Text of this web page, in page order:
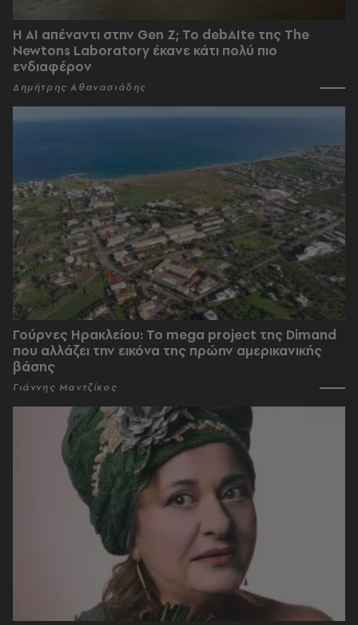
Η AI απέναντι στην Gen Z; Το debAIte της The
Newtons Laboratory έκανε κάτι πολύ πιο
ενδιαφέρον
Δημήτρης Αθανασιάδης
Γούρνες Ηρακλείου: To mega project της Dimand
που αλλάζει την εικόνα της πρώην αμερικανικής
βάσης
Γιάννης Μαντζίκος